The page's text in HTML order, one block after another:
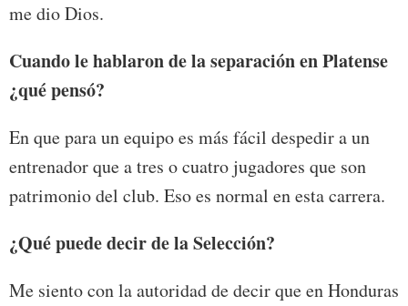
me dio Dios.
Cuando le hablaron de la separación en Platense
¿qué pensó?
En que para un equipo es más fácil despedir a un
entrenador que a tres o cuatro jugadores que son
patrimonio del club. Eso es normal en esta carrera.
¿Qué puede decir de la Selección?
Me siento con la autoridad de decir que en Honduras